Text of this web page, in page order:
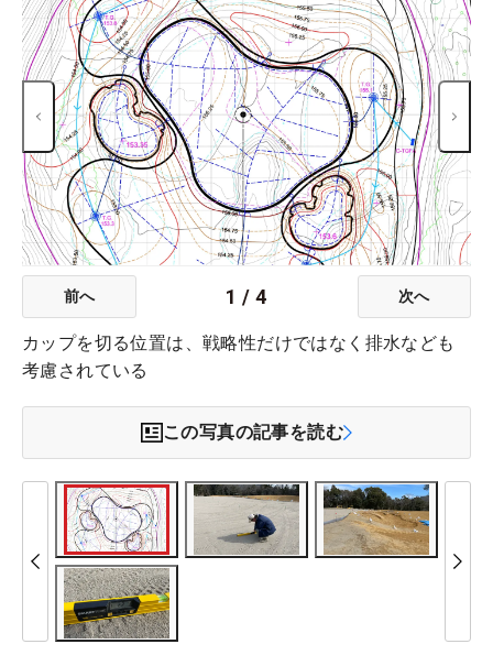
前へ 1 /4 次へ
カップを切る位置は、戦略性だけではなく排水なども
考慮されている
この写真の記事を読む